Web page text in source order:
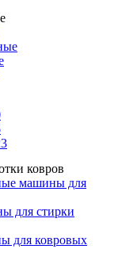
ковров
машины для
для стирки
для ковровых